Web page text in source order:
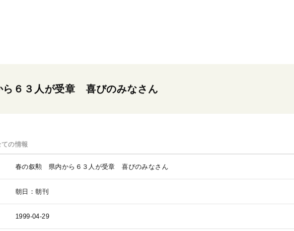
６３人が受章 喜びのみなさん
の情報
春の叙勲 県内から６３人が受章 喜びのみなさん
朝日：朝刊
1999-04-29